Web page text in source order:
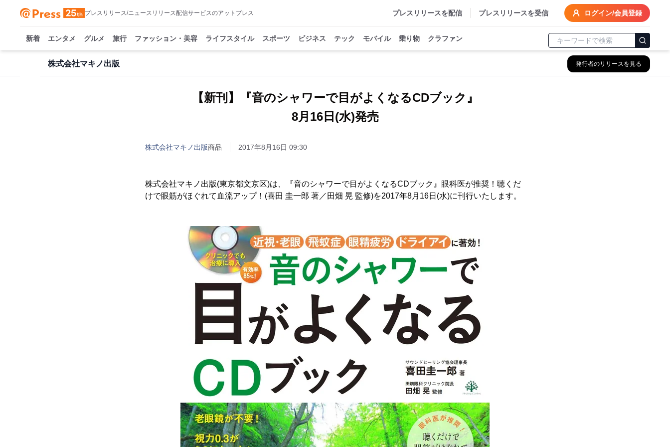
プレスリリース/ニュースリリース配信サービスのアットプレス プレスリリースを配信 プレスリリースを受信 ログイン/会員登録
新着 エンタメ グルメ 旅行 ファッション・美容 ライフスタイル スポーツ ビジネス テック モバイル 乗り物 クラファン
株式会社マキノ出版 発行者のリリースを見る
【新刊】『音のシャワーで目がよくなるCDブック』
8月16日(水)発売
株式会社マキノ出版商品 2017年8月16日 09:30
株式会社マキノ出版(東京都文京区)は、『音のシャワーで目がよくなるCDブック』眼科医が推奨！聴くだ
けで眼筋がほぐれて血流アップ！(喜田 圭一郎 著／田畑 晃 監修)を2017年8月16日(水)に刊行いたします。